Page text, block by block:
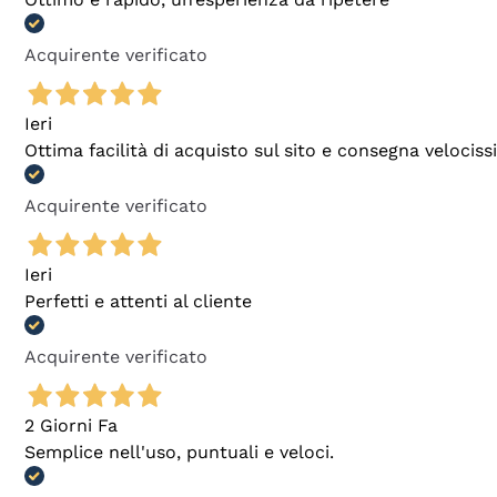
Acquirente verificato
Ieri
Ottima facilità di acquisto sul sito e consegna
Acquirente verificato
Ieri
Perfetti e attenti al cliente
Acquirente verificato
2 Giorni Fa
Semplice nell'uso, puntuali e veloci.